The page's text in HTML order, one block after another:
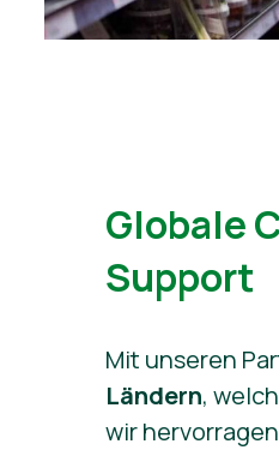
Globale
Support
Mit unseren
Ländern,
wir